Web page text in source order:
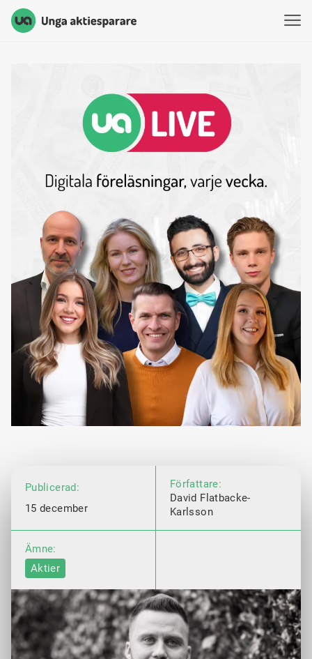
Unga Aktiesparare
Publicerad:
15 december
Författare:
David Flatbacke-
Karlsson
Ämne:
Aktier